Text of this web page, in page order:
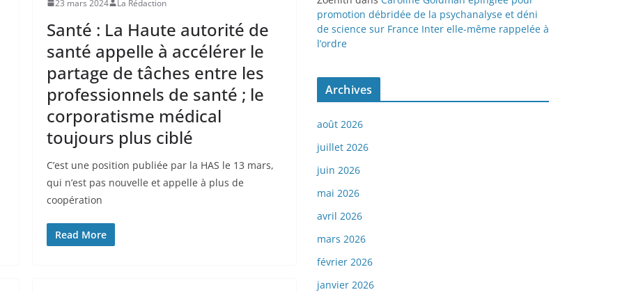
23 mars 2024 La Rédaction
Santé : La Haute autorité de
santé appelle à accélérer le
partage de tâches entre les
professionnels de santé ; le
corporatisme médical
toujours plus ciblé
C’est une position publiée par la HAS le 13 mars,
qui n’est pas nouvelle et appelle à plus de
coopération
Read More
promotion débridée de la psychanalyse et déni
de science sur France Inter elle-même rappelée à
l’ordre
Archives
août 2026
juillet 2026
juin 2026
mai 2026
avril 2026
mars 2026
février 2026
janvier 2026